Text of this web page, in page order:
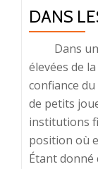
DANS
Dans une
élevées de
confiance
de petits
institutions
position où
Étant